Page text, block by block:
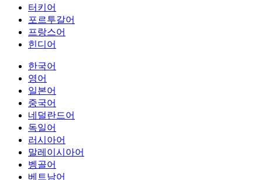
터키어
포르투갈어
프랑스어
힌디어
한국어
영어
일본어
중국어
네덜란드어
독일어
러시아어
말레이시아어
벵골어
베트남어